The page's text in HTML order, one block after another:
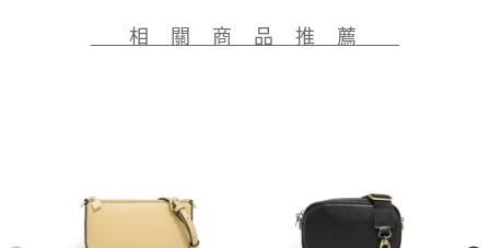
相 關 商 品 推 薦